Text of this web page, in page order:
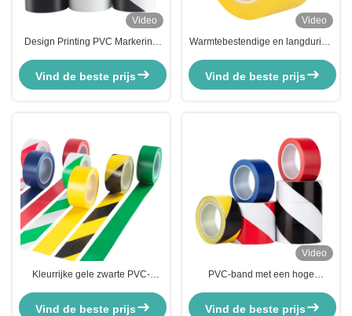
Video
Design Printing PVC Markering
Waarschuwingsband Voor De
Lagervloer
Vind de beste prijs
Video
Warmtebestendige en langdurige
Vind de beste prijs
Kleurrijke gele zwarte PVC-
stoffen op de ondergrondse weg
Vind de beste prijs
Video
PVC-band met een hoge
magazijnen in zwart en geel
Vind de beste prijs